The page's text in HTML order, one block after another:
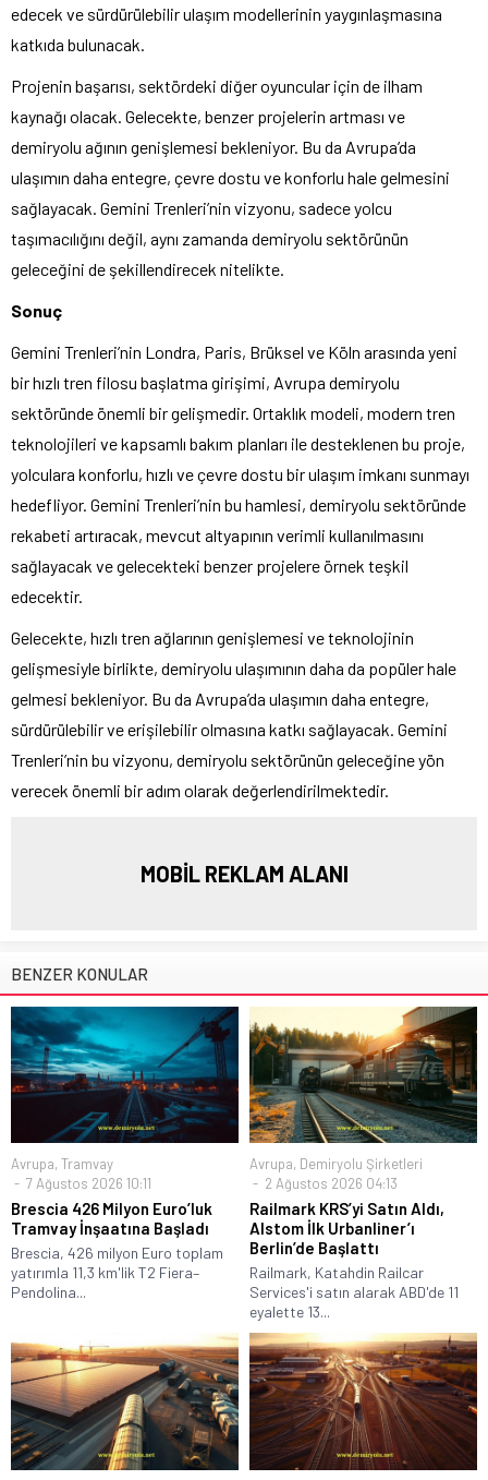
edecek ve sürdürülebilir ulaşım modellerinin yaygınlaşmasına
katkıda bulunacak.
Projenin başarısı, sektördeki diğer oyuncular için de ilham
kaynağı olacak. Gelecekte, benzer projelerin artması ve
demiryolu ağının genişlemesi bekleniyor. Bu da Avrupa’da
ulaşımın daha entegre, çevre dostu ve konforlu hale gelmesini
sağlayacak. Gemini Trenleri’nin vizyonu, sadece yolcu
taşımacılığını değil, aynı zamanda demiryolu sektörünün
geleceğini de şekillendirecek nitelikte.
Sonuç
Gemini Trenleri’nin Londra, Paris, Brüksel ve Köln arasında yeni
bir hızlı tren filosu başlatma girişimi, Avrupa demiryolu
sektöründe önemli bir gelişmedir. Ortaklık modeli, modern tren
teknolojileri ve kapsamlı bakım planları ile desteklenen bu proje,
yolculara konforlu, hızlı ve çevre dostu bir ulaşım imkanı sunmayı
hedefliyor. Gemini Trenleri’nin bu hamlesi, demiryolu sektöründe
rekabeti artıracak, mevcut altyapının verimli kullanılmasını
sağlayacak ve gelecekteki benzer projelere örnek teşkil
edecektir.
Gelecekte, hızlı tren ağlarının genişlemesi ve teknolojinin
gelişmesiyle birlikte, demiryolu ulaşımının daha da popüler hale
gelmesi bekleniyor. Bu da Avrupa’da ulaşımın daha entegre,
sürdürülebilir ve erişilebilir olmasına katkı sağlayacak. Gemini
Trenleri’nin bu vizyonu, demiryolu sektörünün geleceğine yön
verecek önemli bir adım olarak değerlendirilmektedir.
MOBİL REKLAM ALANI
BENZER KONULAR
Avrupa, Tramvay
7 Ağustos 2026 10:11
Brescia 426 Milyon Euro’luk
Tramvay İnşaatına Başladı
Brescia, 426 milyon Euro toplam
yatırımla 11,3 km'lik T2 Fiera–
Pendolina...
Avrupa, Demiryolu Şirketleri
2 Ağustos 2026 04:13
Railmark KRS’yi Satın Aldı,
Alstom İlk Urbanliner’ı
Berlin’de Başlattı
Railmark, Katahdin Railcar
Services'i satın alarak ABD'de 11
eyalette 13...